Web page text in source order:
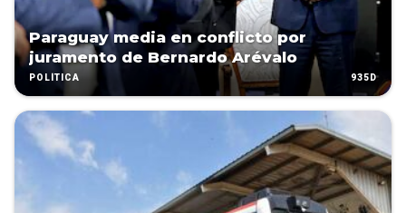
Paraguay media en conflicto por
juramento de Bernardo Arévalo
POLÍTICA 935D